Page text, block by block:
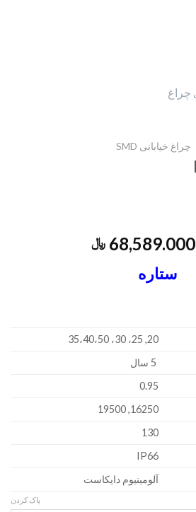
چراغ خیابانی SMD
68,589.000 ﷼
ستاره
20, 25، 30، 35،40،50
0.95
16250, 19500
130
IP66
آلومینیوم دایکاست
پاک کردن